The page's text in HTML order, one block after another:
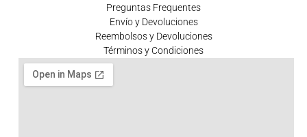
Preguntas Frequentes
Envío y Devoluciones
Reembolsos y Devoluciones
Términos y Condiciones